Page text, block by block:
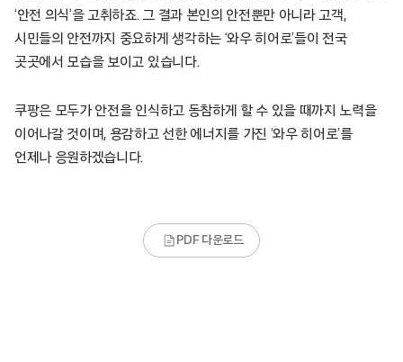
‘안전 의식’을 고취하죠. 그 결과 본인의 안전뿐만 아니라 고객,
시민들의 안전까지 중요하게 생각하는 ‘와우 히어로’들이 전국
곳곳에서 모습을 보이고 있습니다.
쿠팡은 모두가 안전을 인식하고 동참하게 할 수 있을 때까지 노력을
이어나갈 것이며, 용감하고 선한 에너지를 가진 ‘와우 히어로’를
언제나 응원하겠습니다.
PDF 다운로드